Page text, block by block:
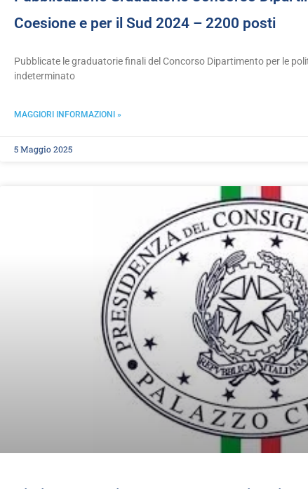
Coesione e per il Sud 2024 – 2200 posti
Pubblicate le graduatorie finali del Concorso Dipartimento per le
indeterminato
MAGGIORI INFORMAZIONI »
5 Maggio 2025